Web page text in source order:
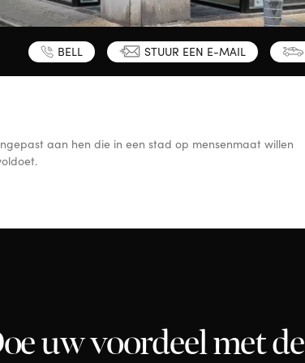
BELL STUUR EEN E-MAIL
aan hen die in een stad op mensenmaat willen
uw voordeel met de